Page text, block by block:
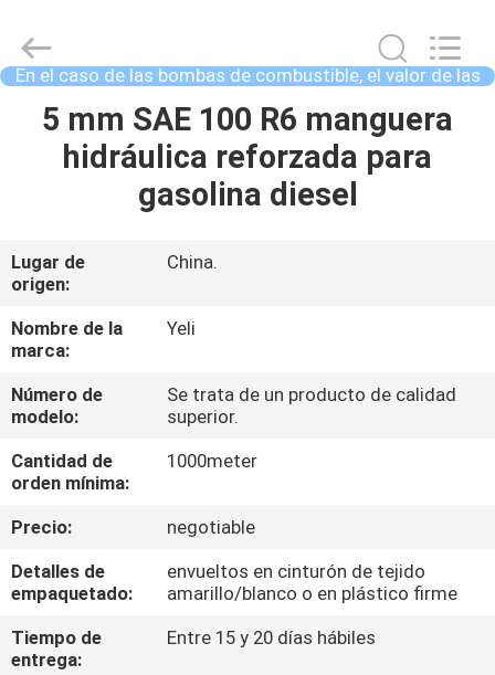
HOGAR
PRODUCTOS
SOBRE
NOSOTROS
VIAJE
DE
FÁBRICA
DE
CALIDAD
Supplier.
Copyright
©
2021
Rights
Reserved.
Developed
En el caso de las bombas de combustible, el valor de las
bombas de combustible es el valor de las bo
5 mm SAE 100 R6 manguera
hidráulica reforzada para
gasolina diesel
Lugar de
origen:
China.
Nombre de la
marca:
Yeli
Número de
modelo:
Se trata de un producto de calidad
superior.
Cantidad de
orden mínima:
1000meter
Precio:
negotiable
Detalles de
empaquetado:
envueltos en cinturón de tejido
amarillo/blanco o en plástico firme
Tiempo de
entrega:
Entre 15 y 20 días hábiles